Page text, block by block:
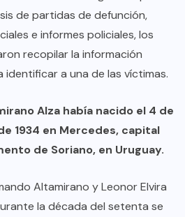
de partidas de defunción,
e informes policiales, los
recopilar la información
identificar a una de las víctimas.
Alza había nacido el 4 de
1934 en Mercedes, capital
de Soriano, en Uruguay.
Altamirano y Leonor Elvira
la década del setenta se